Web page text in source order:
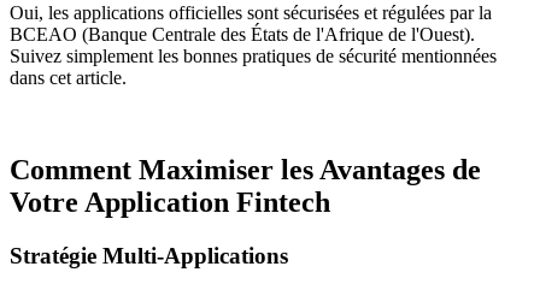
Oui, les applications officielles sont sécurisées et régulées par la
BCEAO (Banque Centrale des États de l'Afrique de l'Ouest).
Suivez simplement les bonnes pratiques de sécurité mentionnées
dans cet article.
Comment Maximiser les Avantages de
Votre Application Fintech
Stratégie Multi-Applications